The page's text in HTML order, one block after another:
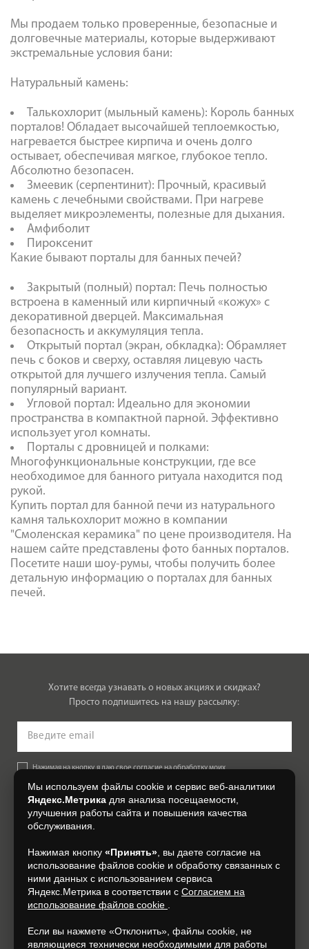
Мы продаем только проверенные, безопасные и
долговечные материалы, которые выдерживают
экстремальные условия бани:
Натуральный камень:
Талькохлорит (мыльный камень): Король банных
порталов! Обладает высочайшей теплоемкостью,
нагревается быстрее кирпича и очень долго
остывает, обеспечивая мягкое, глубокое тепло.
Абсолютно безопасен.
Змеевик (серпентинит): Прочный, красивый
камень с лечебными свойствами. При нагреве
выделяет микроэлементы, полезные для дыхания.
Амфиболит
Пироксенит
Какие бывают порталы для банных печей?
Закрытый (полный) портал: Печь полностью
встроена в каменный или кирпичный «кожух» с
декоративной дверцей. Максимальная
безопасность и аккумуляция тепла.
Открытый портал (экран, обкладка): Обрамляет
печь с боков и сверху, оставляя лицевую часть
открытой для лучшего излучения тепла. Самый
популярный вариант.
Угловой портал: Идеально для экономии
пространства в компактной парной. Эффективно
использует угол комнаты.
Порталы с дровницей и полками:
Многофункциональные конструкции, где все
необходимое для банного ритуала находится под
рукой.
Купить портал для банной печи из натурального
камня талькохлорит можно в компании
"Смоленская керамика" по цене производителя. На
нашем сайте представлены фото банных порталов.
Посетите наши шоу-румы, чтобы получить более
детальную информацию о порталах для банных
печей.
Хотите всегда узнавать о новых акциях и скидках?
Просто подпишитесь на нашу рассылку:
Нажимая на кнопку, я даю свое согласие на обработку моих
Согласии на обработку персональных данных.
+7 (4812) 548-777
Мы используем файлы cookie и сервис веб-аналитики
Яндекс.Метрика для анализа посещаемости,
улучшения работы сайта и повышения качества
обслуживания.
Нажимая кнопку «Принять» , вы даете согласие на
использование файлов cookie и обработку связанных с
ними данных с использованием сервиса
Яндекс.Метрика в соответствии с Согласием на
использование файлов cookie
Если вы нажмете «Отклонить», файлы cookie, не
являющиеся технически необходимыми для работы